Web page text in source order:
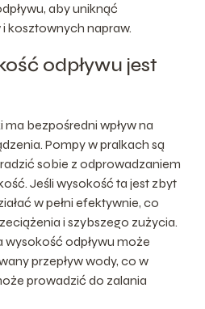
aby uniknąć
kosztownych napraw.
odpływu jest
bezpośredni wpływ na
Pompy w pralkach są
sobie z odprowadzaniem
Jeśli wysokość ta jest zbyt
w pełni efektywnie, co
i szybszego zużycia.
odpływu może
przepływ wody, co w
prowadzić do zalania